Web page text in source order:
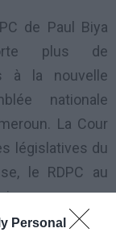
Personal
de Paul Biya
plus de
à la nouvelle
nationale
La Cour
législatives du
le RDPC au
président Paul